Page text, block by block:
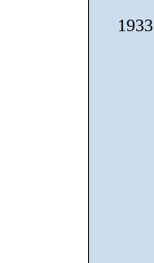
1933